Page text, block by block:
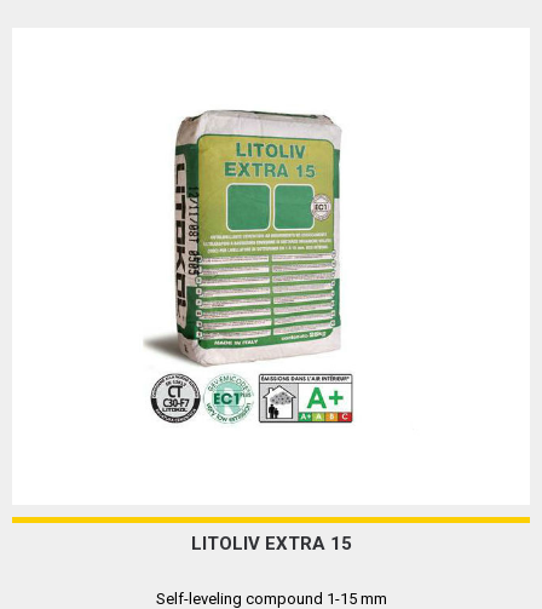
LITOLIV EXTRA 15
Self-leveling compound 1-15 mm